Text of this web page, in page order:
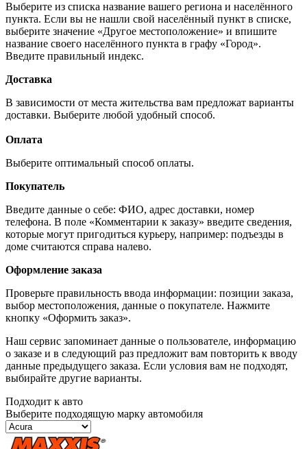
Выберите из списка название вашего региона и населённого
пункта. Если вы не нашли свой населённый пункт в списке,
выберите значение «Другое местоположение» и впишите
название своего населённого пункта в графу «Город».
Введите правильный индекс.
Доставка
В зависимости от места жительства вам предложат варианты
доставки. Выберите любой удобный способ.
Оплата
Выберите оптимальный способ оплаты.
Покупатель
Введите данные о себе: ФИО, адрес доставки, номер
телефона. В поле «Комментарии к заказу» введите сведения,
которые могут пригодиться курьеру, например: подъезды в
доме считаются справа налево.
Оформление заказа
Проверьте правильность ввода информации: позиции заказа,
выбор местоположения, данные о покупателе. Нажмите
кнопку «Оформить заказ».
Наш сервис запоминает данные о пользователе, информацию
о заказе и в следующий раз предложит вам повторить к вводу
данные предыдущего заказа. Если условия вам не подходят,
выбирайте другие варианты.
Подходит к авто
Выберите подходящую марку автомобиля